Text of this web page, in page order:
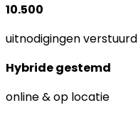
10.500
uitnodigingen verstuurd
Hybride gestemd
online & op locatie